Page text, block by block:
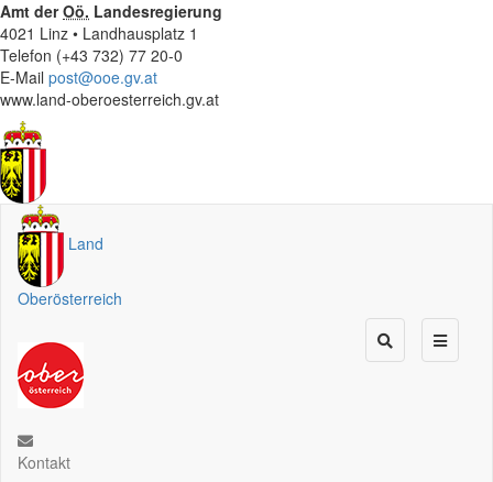
Amt derOö. Landesregierung
4021 Linz • Landhausplatz 1
Telefon (+43 732) 77 20-0
E-Mail post@ooe.gv.at
www.land-oberoesterreich.gv.at
Land
Oberösterreich
Kontakt